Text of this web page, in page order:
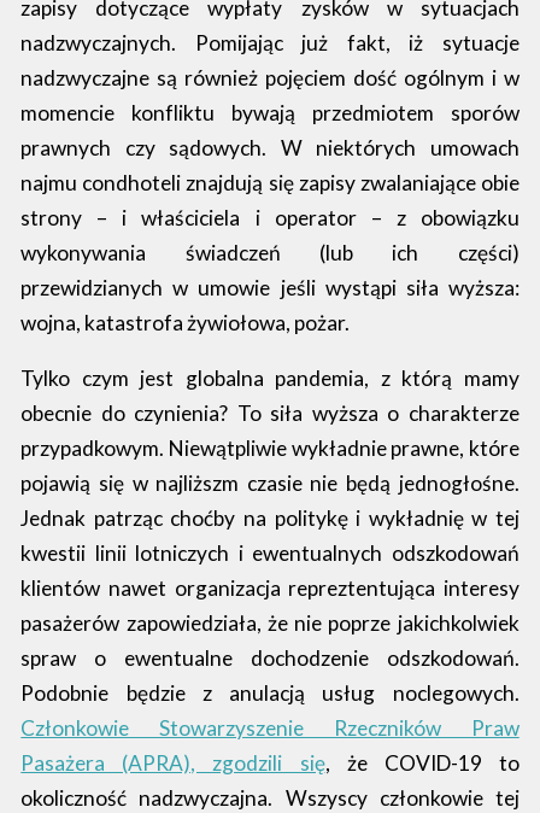
zapisy dotyczące wypłaty zysków w sytuacjach
nadzwyczajnych. Pomijając już fakt, iż sytuacje
nadzwyczajne są również pojęciem dość ogólnym i w
momencie konfliktu bywają przedmiotem sporów
prawnych czy sądowych. W niektórych umowach
najmu condhoteli znajdują się zapisy zwalaniające obie
strony – i właściciela i operator – z obowiązku
wykonywania świadczeń (lub ich części)
przewidzianych w umowie jeśli wystąpi siła wyższa:
wojna, katastrofa żywiołowa, pożar.
Tylko czym jest globalna pandemia, z którą mamy
obecnie do czynienia? To siła wyższa o charakterze
przypadkowym. Niewątpliwie wykładnie prawne, które
pojawią się w najliższm czasie nie będą jednogłośne.
Jednak patrząc choćby na politykę i wykładnię w tej
kwestii linii lotniczych i ewentualnych odszkodowań
klientów nawet organizacja repreztentująca interesy
pasażerów zapowiedziała, że nie poprze jakichkolwiek
spraw o ewentualne dochodzenie odszkodowań.
Podobnie będzie z anulacją usług noclegowych.
Członkowie Stowarzyszenie Rzeczników Praw
Pasażera (APRA), zgodzili się, że COVID-19 to
okoliczność nadzwyczajna. Wszyscy członkowie tej